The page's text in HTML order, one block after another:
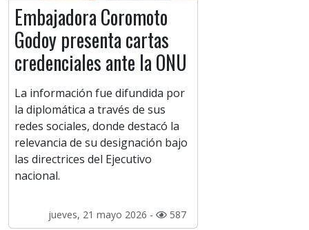
Embajadora Coromoto
Godoy presenta cartas
credenciales ante la ONU
La información fue difundida por
la diplomática a través de sus
redes sociales, donde destacó la
relevancia de su designación bajo
las directrices del Ejecutivo
nacional.
jueves, 21 mayo 2026 - 587